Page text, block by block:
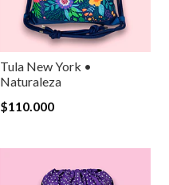
Tula New York •
Naturaleza
$110.000